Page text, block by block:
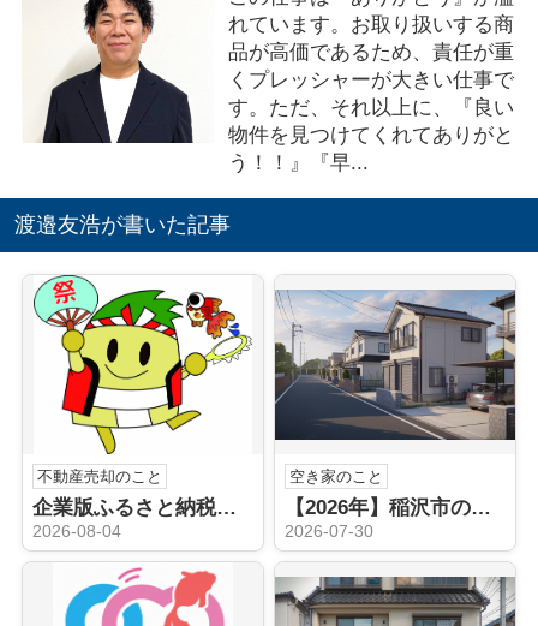
れています。お取り扱いする商
品が高価であるため、責任が重
くプレッシャーが大きい仕事で
す。ただ、それ以上に、『良い
物件を見つけてくれてありがと
う！！』『早...
渡邉友浩が書いた記事
不動産売却のこと
企業版ふるさと納税（稲沢市）
2026-08-04
空き家のこと
【2026年】稲沢市の空き家売却はどうする？不動産会社の選び方と手順を解説
2026-07-30